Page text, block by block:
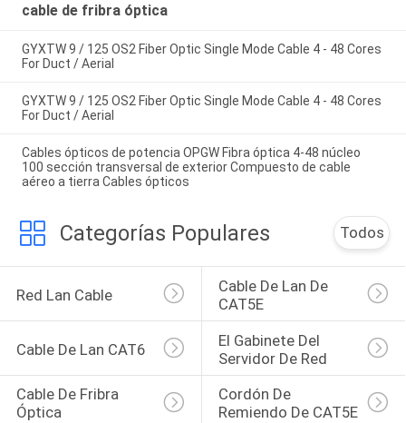
cable de fribra óptica
GYXTW 9 / 125 OS2 Fiber Optic Single Mode Cable 4 - 48 Cores
For Duct / Aerial
GYXTW 9 / 125 OS2 Fiber Optic Single Mode Cable 4 - 48 Cores
For Duct / Aerial
Cables ópticos de potencia OPGW Fibra óptica 4-48 núcleo
100 sección transversal de exterior Compuesto de cable
aéreo a tierra Cables ópticos
Categorías Populares Todos
Red Lan Cable
Cable De Lan De
CAT5E
Cable De Lan CAT6
El Gabinete Del
Servidor De Red
Cable De Fribra
Óptica
Cordón De
Remiendo De CAT5E